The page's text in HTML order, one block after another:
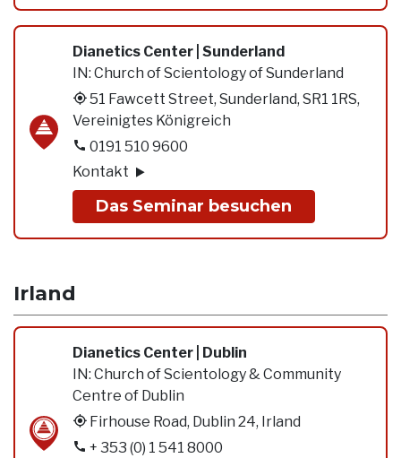
Dianetics Center | Sunderland
IN: Church of Scientology of Sunderland
51 Fawcett Street, Sunderland, SR1 1RS,
Vereinigtes Königreich
0191 510 9600
Kontakt
Das Seminar besuchen
Irland
Dianetics Center | Dublin
IN: Church of Scientology & Community
Centre of Dublin
Firhouse Road, Dublin 24, Irland
+ 353 (0) 1 541 8000